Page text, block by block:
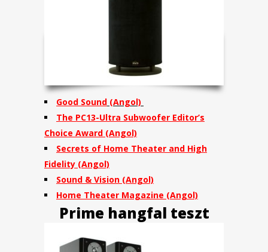
Good Sound (Angol)
The PC13-Ultra Subwoofer Editor’s
Choice Award (Angol)
Secrets of Home Theater and High
Fidelity (Angol)
Sound & Vision (Angol)
Home Theater Magazine (Angol)
Prime hangfal teszt